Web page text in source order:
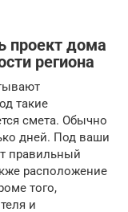
проект дома
региона
такие
смета. Обычно
дней. Под ваши
правильный
расположение
того,
и